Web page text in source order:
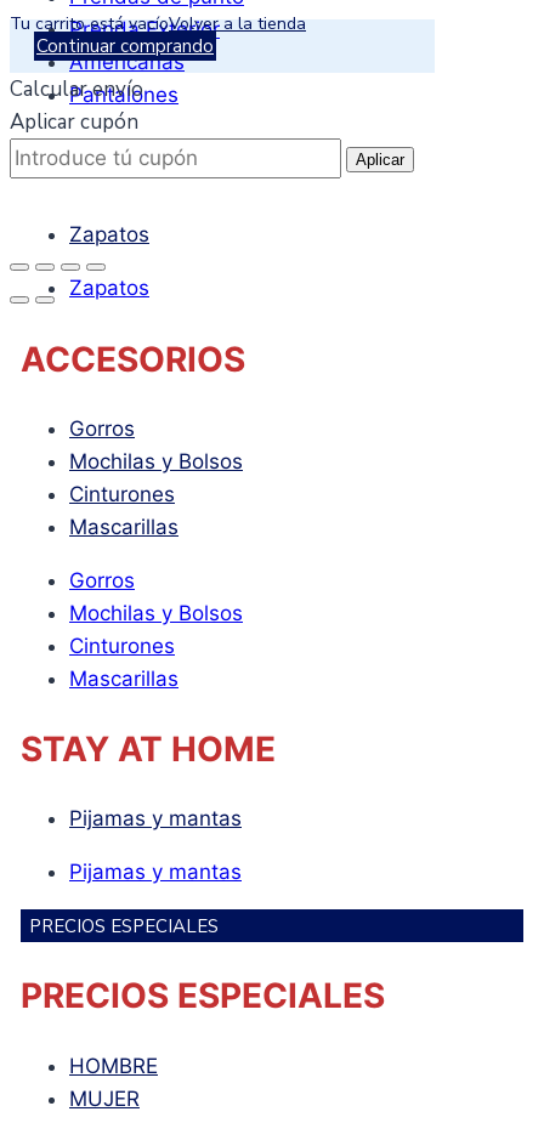
Prenda Exterior
Americanas
Pantalones
CALZADO
Zapatos
Zapatos
ACCESORIOS
Gorros
Mochilas y Bolsos
Cinturones
Mascarillas
Gorros
Mochilas y Bolsos
Cinturones
Mascarillas
STAY AT HOME
Pijamas y mantas
Pijamas y mantas
PRECIOS ESPECIALES
PRECIOS ESPECIALES
HOMBRE
MUJER
Tu carrito está vacíoVolver a la tienda
Continuar comprando
Calcular envío
Aplicar cupón
Aplicar